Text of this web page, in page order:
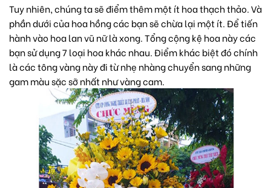
Tuy nhiên, chúng ta sẽ điểm thêm một ít hoa thạch thảo. Và
phần dưới của hoa hồng các bạn sẽ chừa lại một ít. Để tiến
hành vào hoa lan vũ nữ là xong. Tổng cộng kệ hoa này các
bạn sử dụng 7 loại hoa khác nhau. Điểm khác biệt đó chính
là các tông vàng này đi từ nhẹ nhàng chuyển sang những
gam màu sặc sỡ nhất như vàng cam.